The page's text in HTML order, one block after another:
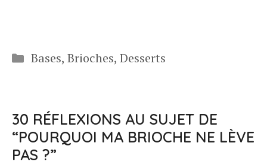
Catégories
Bases, Brioches, Desserts
30 RÉFLEXIONS AU SUJET DE
“POURQUOI MA BRIOCHE NE LÈVE
PAS ?”